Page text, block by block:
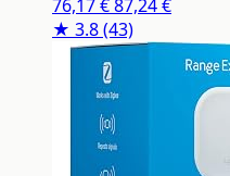
76,17 €87,24 €
★ 3.8(43)